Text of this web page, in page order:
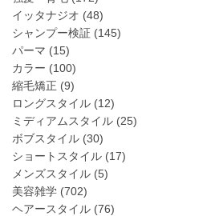
イッタナジオ (48)
シャンプー検証 (145)
パーマ (15)
カラー (100)
縮毛矯正 (9)
ロングスタイル (12)
ミディアムスタイル (25)
ボブスタイル (30)
ショートスタイル (17)
メンズスタイル (5)
美容雑学 (702)
ヘアースタイル (76)